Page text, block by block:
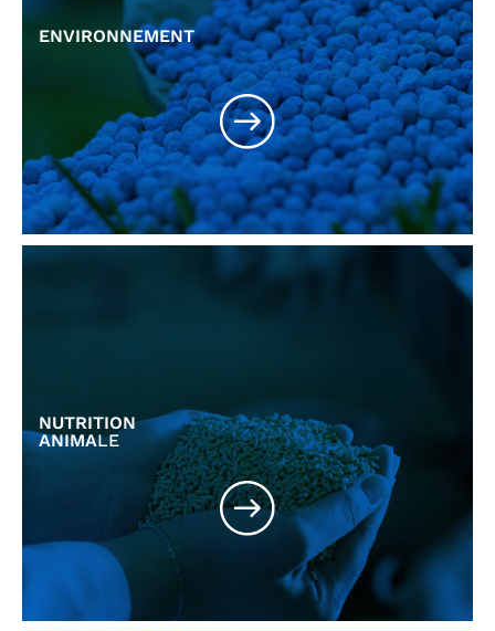
ENVIRONNEMENT
Environnement
NUTRITION
ANIMALE
Nutrition animale